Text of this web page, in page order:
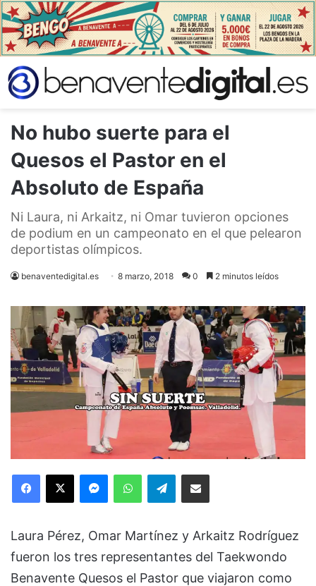
No hubo suerte para el
Quesos el Pastor en el
Absoluto de España
Ni Laura, ni Arkaitz, ni Omar tuvieron opciones
de podium en un campeonato en el que pelearon
deportistas olímpicos.
benaventedigital.es 8 marzo, 2018 0 2 minutos leídos
Telegram
Laura Pérez, Omar Martínez y Arkaitz Rodríguez
fueron los tres representantes del Taekwondo
Benavente Quesos el Pastor que viajaron como